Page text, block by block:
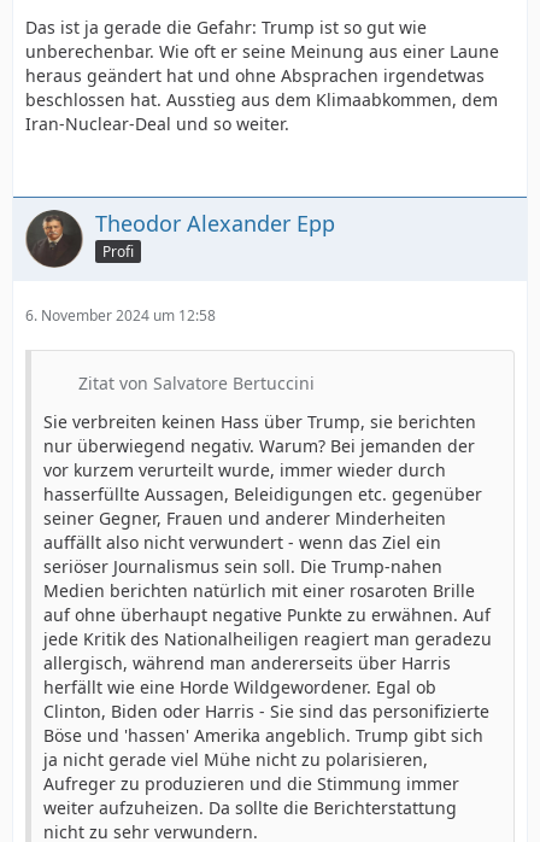
Das ist ja gerade die Gefahr: Trump ist so gut wie
unberechenbar. Wie oft er seine Meinung aus einer Laune
heraus geändert hat und ohne Absprachen irgendetwas
beschlossen hat. Ausstieg aus dem Klimaabkommen, dem
Iran-Nuclear-Deal und so weiter.
Theodor Alexander Epp
Profi
6. November 2024 um 12:58
Zitat von Salvatore Bertuccini
Sie verbreiten keinen Hass über Trump, sie berichten
nur überwiegend negativ. Warum? Bei jemanden der
vor kurzem verurteilt wurde, immer wieder durch
hasserfüllte Aussagen, Beleidigungen etc. gegenüber
seiner Gegner, Frauen und anderer Minderheiten
auffällt also nicht verwundert - wenn das Ziel ein
seriöser Journalismus sein soll. Die Trump-nahen
Medien berichten natürlich mit einer rosaroten Brille
auf ohne überhaupt negative Punkte zu erwähnen. Auf
jede Kritik des Nationalheiligen reagiert man geradezu
allergisch, während man andererseits über Harris
herfällt wie eine Horde Wildgewordener. Egal ob
Clinton, Biden oder Harris - Sie sind das personifizierte
Böse und 'hassen' Amerika angeblich. Trump gibt sich
ja nicht gerade viel Mühe nicht zu polarisieren,
Aufreger zu produzieren und die Stimmung immer
weiter aufzuheizen. Da sollte die Berichterstattung
nicht zu sehr verwundern.